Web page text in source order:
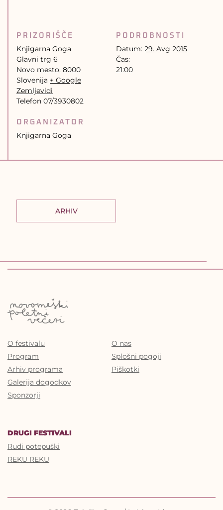
PODROBNOSTI
Datum: 29. Avg 2015
Čas:
21:00
PRIZORIŠČE
Knjigarna Goga
Glavni trg 6
Novo mesto, 8000
Slovenija + Google
Zemljevidi
Telefon 07/3930802
ORGANIZATOR
Knjigarna Goga
ARHIV
O festivalu
Program
Arhiv programa
Galerija dogodkov
Sponzorji
O nas
Splošni pogoji
Piškotki
DRUGI FESTIVALI
Rudi potepuški
REKU REKU